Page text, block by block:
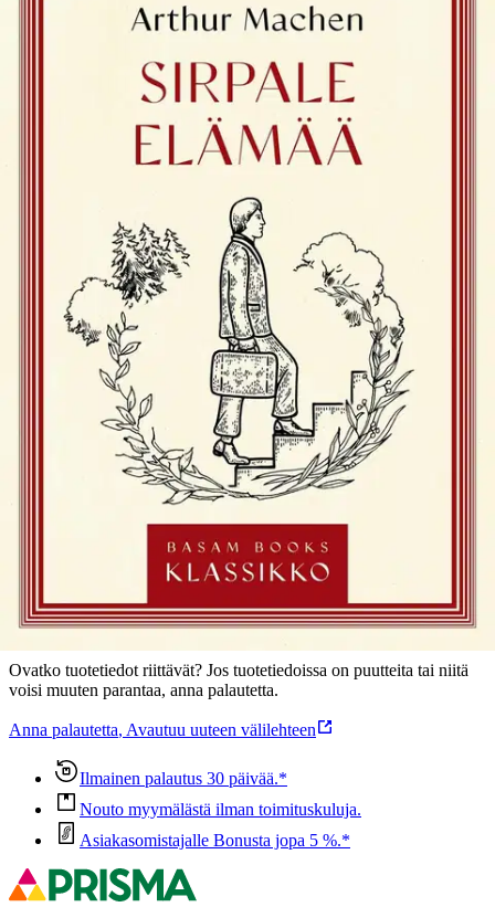
Arvoituksellinen, rauhallisesti kehkeytyvä kertomus tuiki tavallisesta
avioparista, jonka elämään hiipii tunne jonkin salaperäisen
Lontoon esikaupungissa. Päällisin puolin heidän elämänsä etenee
tavallisilla urilla: töitä päivin, oleilua illoin.
Eräänä yönä Edward
kuitenkin näkee oudon, enteilevän unen, jonka myötä maailma alkaa
tuntua aina vain epätavallisemmalta: aineelliset asiat menettävät
aineellisuuttaan, sanat tuntuvat sanovan enemmän kuin sanovat.
Pian Darnellit alkavat aavistaa, että heidän elämänsä on vain sirpale
suuremmasta elämästä, joka kuultaa tämän maailman pienimpienkin
asioiden läpi. Arthur Machenin Sirpale elämää on
tiivistunnelmainen, hetkittäin aavemaisiakin sävyjä saava kertomus,
jossa klassisista kauhutarinoistaan tunnettu Machen näyttää taitonsa
arkielämän kuvaajana.
tuotekuvausta
Ominaisuudet
Oletko tyytyväinen tuotetietoihin?
Ovatko tuotetiedot riittävät? Jos tuotetiedoissa on puutteita tai niitä
voisi muuten parantaa, anna palautetta.
Anna palautetta, Avautuu uuteen välilehteen
Ilmainen palautus 30 päivää.*
Nouto myymälästä ilman toimituskuluja.
Asiakasomistajalle Bonusta jopa 5 %.*